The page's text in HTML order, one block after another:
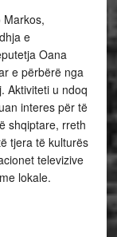
Markos,
e
Oana
e përbërë nga
Aktiviteti u ndoq
interes për të
shqiptare, rreth
tjera të kulturës
televizive
lokale.